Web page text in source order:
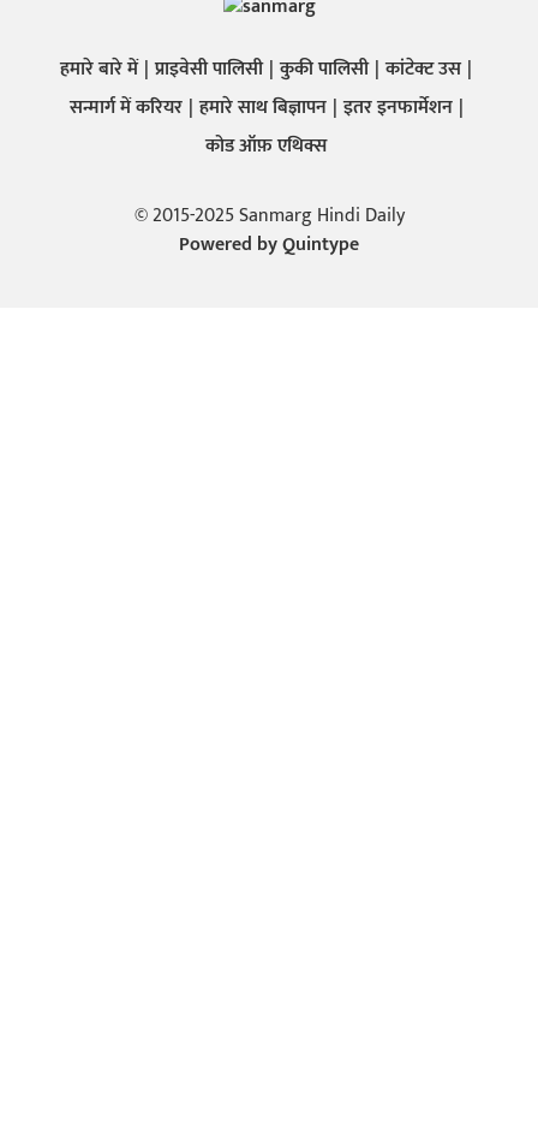
हमारे बारे में प्राइवेसी पालिसी कुकी पालिसी कांटेक्ट उस
सन्मार्ग में करियर हमारे साथ बिज्ञापन इतर इनफार्मेशन
कोड ऑफ़ एथिक्स
© 2015-2025 Sanmarg Hindi Daily
Powered byQuintype